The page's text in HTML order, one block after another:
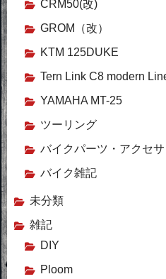
CRM50(改)
GROM（改）
KTM 125DUKE
Tern Link C8 modern
YAMAHA MT-25
ツーリング
バイクパーツ・アクセサ
バイク雑記
未分類
雑記
DIY
Ploom